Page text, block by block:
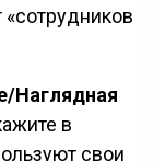
Наглядная
в
свои